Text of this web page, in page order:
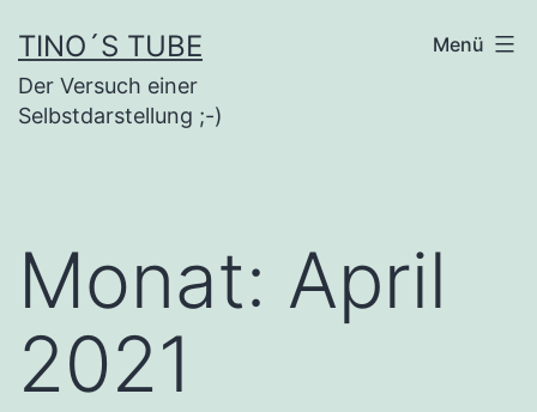
springen
Inhalt
springen
TINO´S TUBE
Der Versuch einer
Selbstdarstellung ;-)
Menü
Monat: April
2021